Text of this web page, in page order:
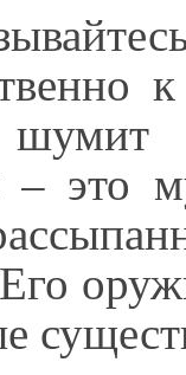
– это